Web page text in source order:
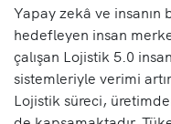
Yapay zekâ ve insanın
hedefleyen insan
çalışan Lojistik 5.0
sistemleriyle verimi
Lojistik süreci,